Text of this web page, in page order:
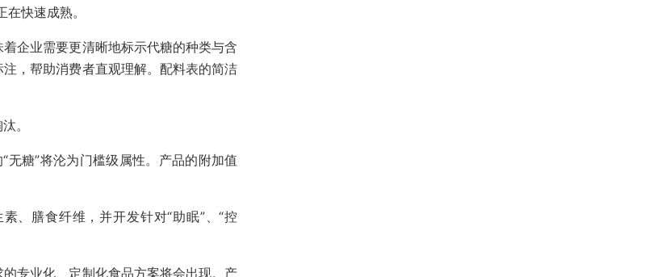
快速成熟。
企业需要更清晰地标示代糖的种类与含
，帮助消费者直观理解。配料表的简洁
。
无糖”将沦为门槛级属性。产品的附加值
、膳食纤维，并开发针对“助眠”、“控
专业化、定制化食品方案将会出现。产